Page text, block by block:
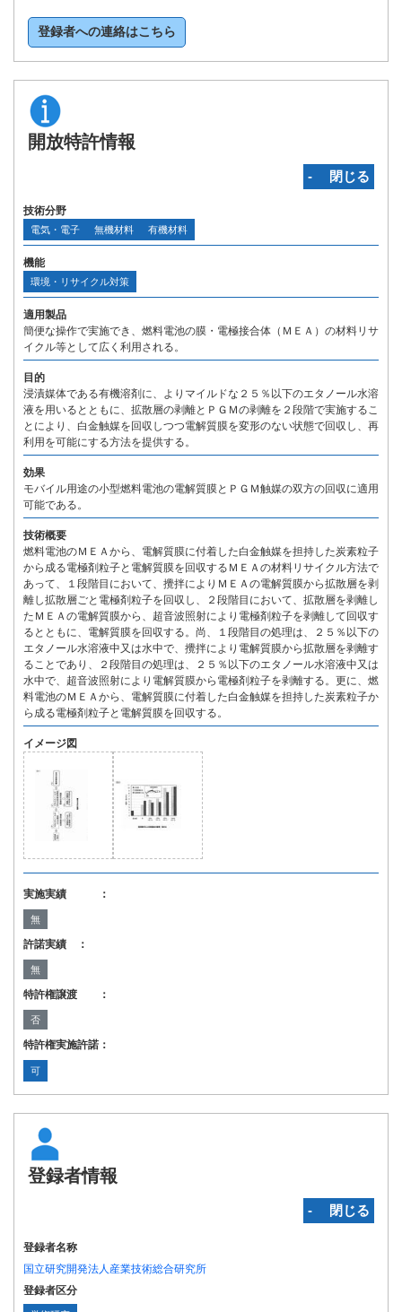
登録者への連絡はこちら
開放特許情報
‐ 閉じる
技術分野
電気・電子 無機材料 有機材料
機能
環境・リサイクル対策
適用製品
簡便な操作で実施でき、燃料電池の膜・電極接合体（ＭＥＡ）の材料リサ
イクル等として広く利用される。
目的
浸漬媒体である有機溶剤に、よりマイルドな２５％以下のエタノール水溶
液を用いるとともに、拡散層の剥離とＰＧＭの剥離を２段階で実施するこ
とにより、白金触媒を回収しつつ電解質膜を変形のない状態で回収し、再
利用を可能にする方法を提供する。
効果
モバイル用途の小型燃料電池の電解質膜とＰＧＭ触媒の双方の回収に適用
可能である。
技術概要
燃料電池のＭＥＡから、電解質膜に付着した白金触媒を担持した炭素粒子
から成る電極剤粒子と電解質膜を回収するＭＥＡの材料リサイクル方法で
あって、１段階目において、攪拌によりＭＥＡの電解質膜から拡散層を剥
離し拡散層ごと電極剤粒子を回収し、２段階目において、拡散層を剥離し
たＭＥＡの電解質膜から、超音波照射により電極剤粒子を剥離して回収す
るとともに、電解質膜を回収する。尚、１段階目の処理は、２５％以下の
エタノール水溶液中又は水中で、攪拌により電解質膜から拡散層を剥離す
ることであり、２段階目の処理は、２５％以下のエタノール水溶液中又は
水中で、超音波照射により電解質膜から電極剤粒子を剥離する。更に、燃
料電池のＭＥＡから、電解質膜に付着した白金触媒を担持した炭素粒子か
ら成る電極剤粒子と電解質膜を回収する。
イメージ図
実施実績 ：
無
許諾実績 ：
無
特許権譲渡 ：
否
特許権実施許諾：
可
登録者情報
‐ 閉じる
登録者名称
国立研究開発法人産業技術総合研究所
登録者区分